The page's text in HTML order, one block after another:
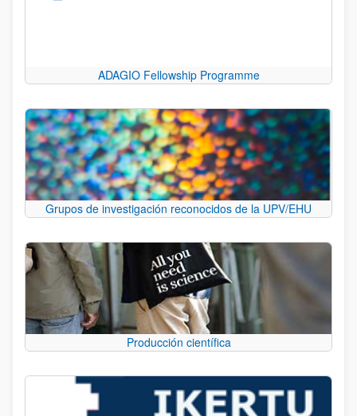
ADAGIO Fellowship Programme
Grupos de investigación reconocidos de la UPV/EHU
Producción científica